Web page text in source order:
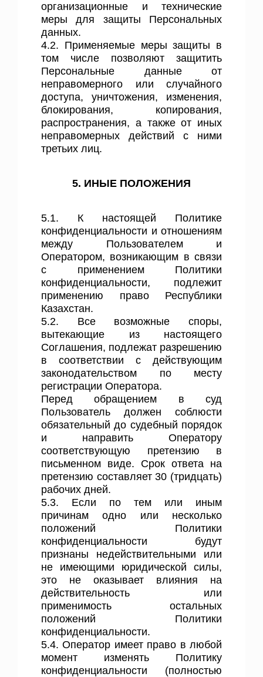
организационные и технические
меры для защиты Персональных
данных.
4.2. Применяемые меры защиты в
том числе позволяют защитить
Персональные данные от
неправомерного или случайного
доступа, уничтожения, изменения,
блокирования, копирования,
распространения, а также от иных
неправомерных действий с ними
третьих лиц.
5. ИНЫЕ ПОЛОЖЕНИЯ
5.1. К настоящей Политике
конфиденциальности и отношениям
между Пользователем и
Оператором, возникающим в связи
с применением Политики
конфиденциальности, подлежит
применению право Республики
Казахстан.
5.2. Все возможные споры,
вытекающие из настоящего
Соглашения, подлежат разрешению
в соответствии с действующим
законодательством по месту
регистрации Оператора.
Перед обращением в суд
Пользователь должен соблюсти
обязательный до судебный порядок
и направить Оператору
соответствующую претензию в
письменном виде. Срок ответа на
претензию составляет 30 (тридцать)
рабочих дней.
5.3. Если по тем или иным
причинам одно или несколько
положений Политики
конфиденциальности будут
признаны недействительными или
не имеющими юридической силы,
это не оказывает влияния на
действительность или
применимость остальных
положений Политики
конфиденциальности.
5.4. Оператор имеет право в любой
момент изменять Политику
конфиденциальности (полностью